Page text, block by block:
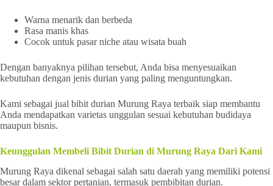
Warna menarik dan berbeda
Rasa manis khas
Cocok untuk pasar niche atau wisata buah
Dengan banyaknya pilihan tersebut, Anda bisa menyesuaikan
kebutuhan dengan jenis durian yang paling menguntungkan.
Kami sebagai jual bibit durian Murung Raya terbaik siap membantu
Anda mendapatkan varietas unggulan sesuai kebutuhan budidaya
maupun bisnis.
Keunggulan Membeli Bibit Durian di Murung Raya Dari Kami
Murung Raya dikenal sebagai salah satu daerah yang memiliki potensi
besar dalam sektor pertanian, termasuk pembibitan durian.